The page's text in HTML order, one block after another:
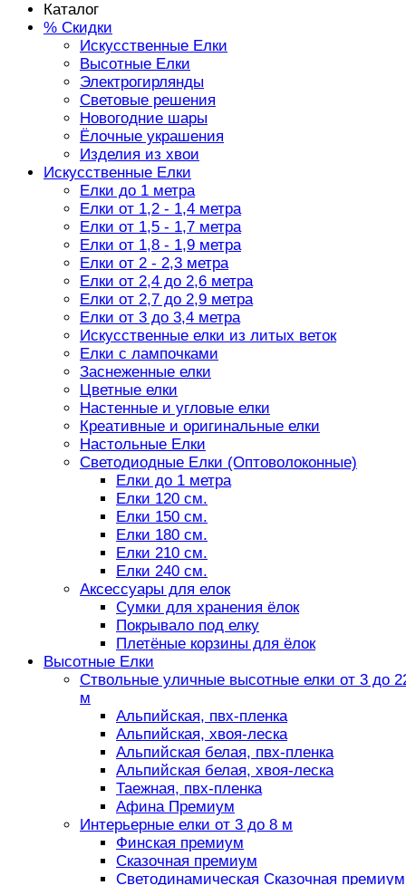
Каталог
% Скидки
Искусственные Елки
Высотные Елки
Электрогирлянды
Световые решения
Новогодние шары
Ёлочные украшения
Изделия из хвои
Искусственные Елки
Елки до 1 метра
Елки от 1,2 - 1,4 метра
Елки от 1,5 - 1,7 метра
Елки от 1,8 - 1,9 метра
Елки от 2 - 2,3 метра
Елки от 2,4 до 2,6 метра
Елки от 2,7 до 2,9 метра
Елки от 3 до 3,4 метра
Искусственные елки из литых веток
Елки с лампочками
Заснеженные елки
Цветные елки
Настенные и угловые елки
Креативные и оригинальные елки
Настольные Елки
Светодиодные Елки (Оптоволоконные)
Елки до 1 метра
Елки 120 см.
Елки 150 см.
Елки 180 см.
Елки 210 см.
Елки 240 см.
Аксессуары для елок
Сумки для хранения ёлок
Покрывало под елку
Плетёные корзины для ёлок
Высотные Елки
Ствольные уличные высотные елки от 3 до
м
Альпийская, пвх-пленка
Альпийская, хвоя-леска
Альпийская белая, пвх-пленка
Альпийская белая, хвоя-леска
Таежная, пвх-пленка
Афина Премиум
Интерьерные елки от 3 до 8 м
Финская премиум
Сказочная премиум
Светодинамическая Сказочная премиум